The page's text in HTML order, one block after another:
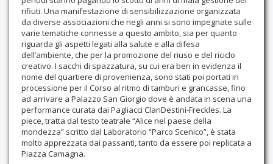
rifiuti. Una manifestazione di sensibilizzazione organizzata
da diverse associazioni che negli anni si sono impegnate sulle
varie tematiche connesse a questo ambito, sia per quanto
riguarda gli aspetti legati alla salute e alla difesa
dell’ambiente, che per la promozione del riuso e del riciclo
creativo. I sacchi di spazzatura, su cui era ben in evidenza il
nome del quartiere di provenienza, sono stati poi portati in
processione per il Corso al ritmo di tamburi e grancasse, fino
ad arrivare a Palazzo San Giorgio dove è andata in scena una
performance curata dai Pagliacci ClanDestini-Freckles. La
piece, tratta dal testo teatrale “Alice nel paese della
mondezza” scritto dal Laboratorio “Parco Scenico”, è stata
molto apprezzata dai passanti, tanto da essere poi replicata a
Piazza Camagna.